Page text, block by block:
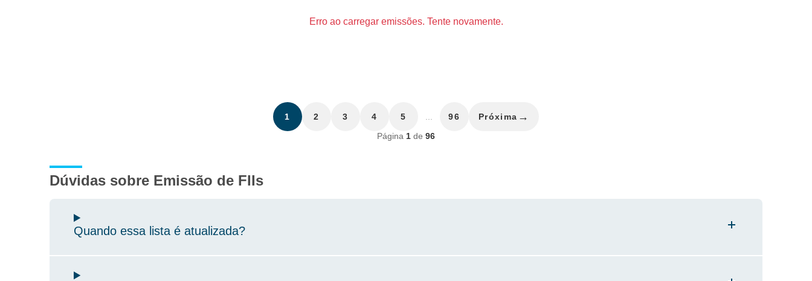
Erro ao carregar emissões. Tente novamente.
1 2 3 4 5 96 Próxima →
Página 1 de 96
Dúvidas sobre Emissão de FIIs
Quando essa lista é atualizada?